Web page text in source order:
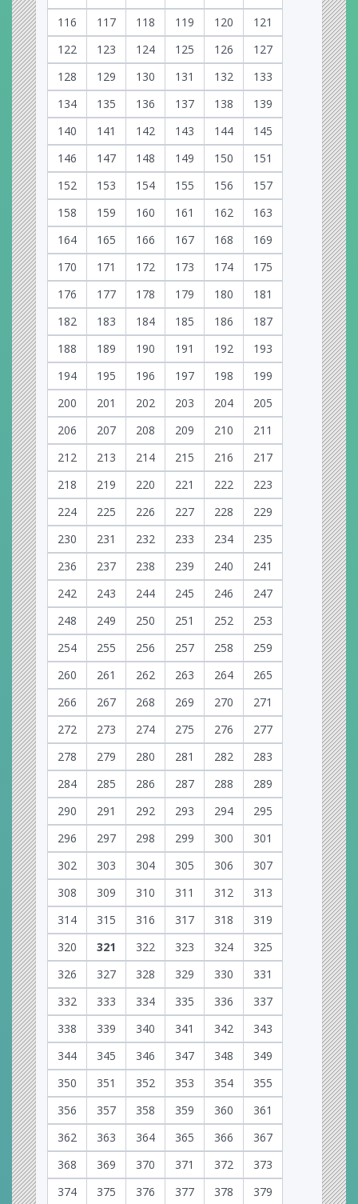
116
117 118 119 120
121
122
123 124 125 126
127
128
129 130 131 132
133
134
135 136 137 138
139
140
141 142 143 144
145
146
147 148 149 150
151
152
153 154 155 156
157
158
159 160 161 162
163
164
165 166 167 168
169
170
171 172 173 174
175
176
177 178 179 180
181
182
183 184 185 186
187
188
189 190 191 192
193
194
195 196 197 198
199
200
201 202 203 204
205
206
207 208 209 210
211
212
213 214 215 216
217
218
219 220 221 222
223
224
225 226 227 228
229
230
231 232 233 234
235
236
237 238 239 240
241
242
243 244 245 246
247
248
249 250 251 252
253
254
255 256 257 258
259
260
261 262 263 264
265
266
267 268 269 270
271
272
273 274 275 276
277
278
279 280 281 282
283
284
285 286 287 288
289
290
291 292 293 294
295
296
297 298 299 300
301
302
303 304 305 306
307
308
309 310 311 312
313
314
315 316 317 318
319
320
321 322 323 324
325
326
327 328 329 330
331
332
333 334 335 336
337
338
339 340 341 342
343
344
345 346 347 348
349
350
351 352 353 354
355
356
357 358 359 360
361
362
363 364 365 366
367
368
369 370 371 372
373
374
375 376 377 378 379